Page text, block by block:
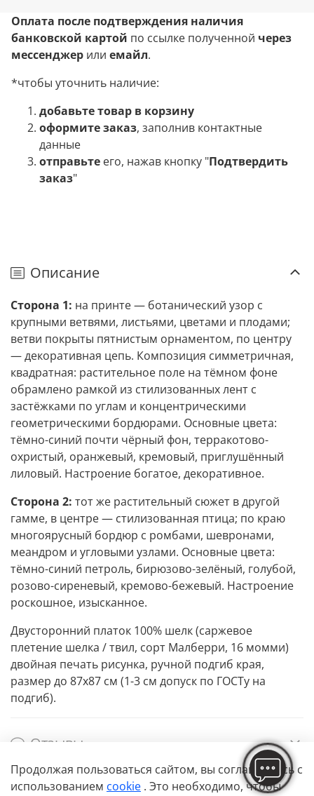
Оплата после подтверждения наличия
банковской картой по ссылке полученной через
мессенджер или емайл.
*чтобы уточнить наличие:
добавьте товар в корзину
оформите заказ, заполнив контактные
данные
отправьте его, нажав кнопку "Подтвердить
заказ"
Описание
Сторона 1: на принте — ботанический узор с
крупными ветвями, листьями, цветами и плодами;
ветви покрыты пятнистым орнаментом, по центру
— декоративная цепь. Композиция симметричная,
квадратная: растительное поле на тёмном фоне
обрамлено рамкой из стилизованных лент с
застёжками по углам и концентрическими
геометрическими бордюрами. Основные цвета:
тёмно-синий почти чёрный фон, терракотово-
охристый, оранжевый, кремовый, приглушённый
лиловый. Настроение богатое, декоративное.
Сторона 2: тот же растительный сюжет в другой
гамме, в центре — стилизованная птица; по краю
многоярусный бордюр с ромбами, шевронами,
меандром и угловыми узлами. Основные цвета:
тёмно-синий петроль, бирюзово-зелёный, голубой,
розово-сиреневый, кремово-бежевый. Настроение
роскошное, изысканное.
Двусторонний платок 100% шелк (саржевое
плетение шелка / твил, сорт Малберри, 16 момми)
двойная печать рисунка, ручной подгиб края,
размер до 87х87 см (1-3 см допуск по ГОСТу на
подгиб).
Отзывы
Продолжая пользоваться сайтом, вы соглашаетесь с
использованием cookie . Это необходимо, чтобы